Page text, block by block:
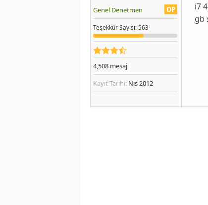
OP
Genel Denetmen
TeşekkürSayısı: 563
4,508 mesaj
Kayıt Tarihi: Nis 2012
i7
gb